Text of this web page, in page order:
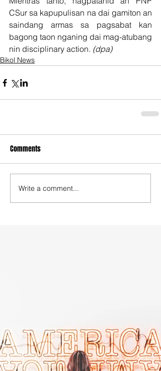
CSur sa kapupulisan na dai gamiton an
saindang armas sa pagsabat kan
bagong taon nganing dai mag-atubang
nin disciplinary action. (dpa)
Bikol News
Comments
Write a comment...